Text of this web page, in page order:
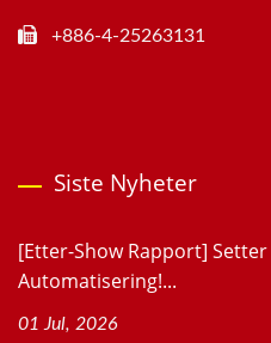
+886-4-25263131
Siste Nyheter
[Etter-Show Rapport]
Automatisering!...
01 Jul, 2026